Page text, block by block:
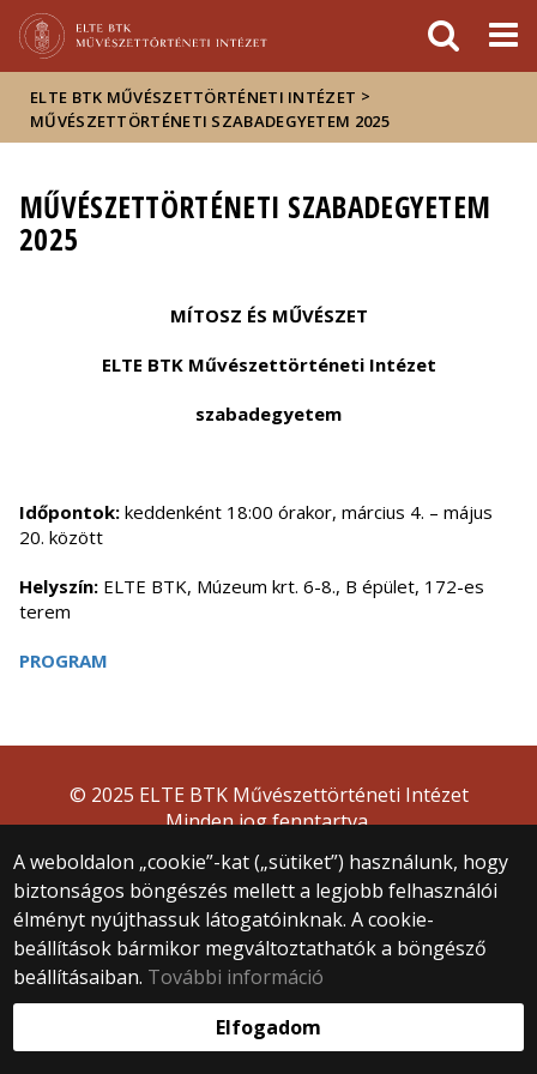
sajtóban
ELTE BTK MŰVÉSZETTÖRTÉNETI INTÉZET >
MŰVÉSZETTÖRTÉNETI SZABADEGYETEM 2025
MŰVÉSZETTÖRTÉNETI SZABADEGYETEM
2025
MÍTOSZ ÉS MŰVÉSZET
ELTE BTK Művészettörténeti Intézet
szabadegyetem
Időpontok: keddenként 18:00 órakor, március 4. – május
20. között
Helyszín: ELTE BTK, Múzeum krt. 6-8., B épület, 172-es
terem
PROGRAM
A weboldalon „cookie”-kat („sütiket”) használunk, hogy
biztonságos böngészés mellett a legjobb felhasználói
élményt nyújthassuk látogatóinknak. A cookie-
beállítások bármikor megváltoztathatók a böngésző
beállításaiban. További információ
Elfogadom
© 2025 ELTE BTK Művészettörténeti Intézet
Minden jog fenntartva.
+36 1 411 6568
muveszettortenet@btk.elte.hu
Webfejlesztés: